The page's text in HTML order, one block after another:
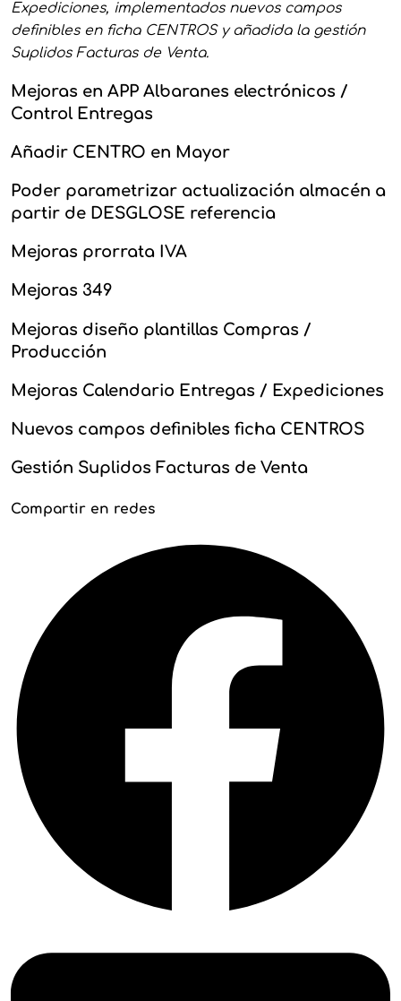
Expediciones, implementados nuevos campos
definibles en ficha CENTROS y añadida la gestión
Suplidos Facturas de Venta.
Mejoras en APP Albaranes electrónicos /
Control Entregas
Añadir CENTRO en Mayor
Poder parametrizar actualización almacén a
partir de DESGLOSE referencia
Mejoras prorrata IVA
Mejoras 349
Mejoras diseño plantillas Compras /
Producción
Mejoras Calendario Entregas / Expediciones
Nuevos campos definibles ficha CENTROS
Gestión Suplidos Facturas de Venta
Compartir en redes